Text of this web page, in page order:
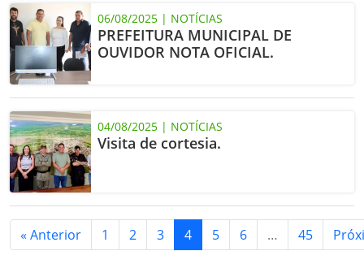
06/08/2025 | NOTÍCIAS
PREFEITURA MUNICIPAL DE
OUVIDOR NOTA OFICIAL.
04/08/2025 | NOTÍCIAS
Visita de cortesia.
« Anterior 1 2 3 4 5 6 … 45